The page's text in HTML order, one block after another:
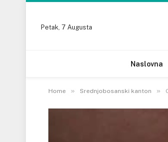
Petak, 7 Augusta
Naslovna
Home » Srednjobosanski kanton »